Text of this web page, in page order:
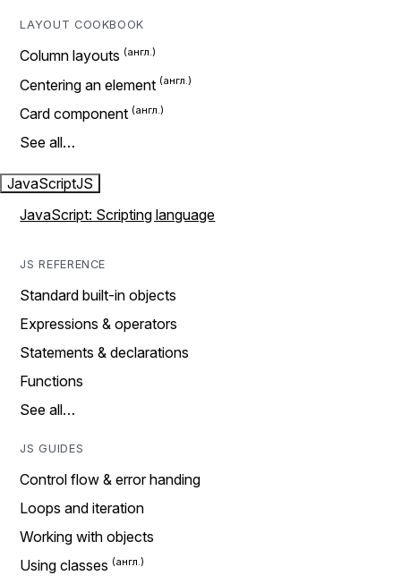
LAYOUT COOKBOOK
Column layouts
Centering an element
Card component
See all…
JavaScriptJS
JavaScript: Scripting language
JS REFERENCE
Standard built-in objects
Expressions & operators
Statements & declarations
Functions
See all…
JS GUIDES
Control flow & error handing
Loops and iteration
Working with objects
Using classes